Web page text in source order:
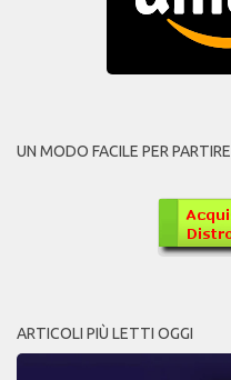
UN MODO FACILE PER PARTIRE
ARTICOLI PIÙ LETTI OGGI